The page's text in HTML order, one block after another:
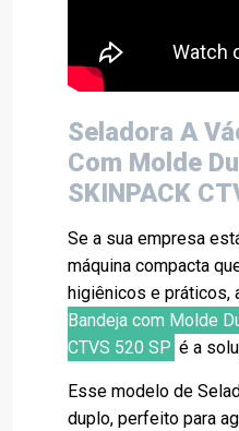
Seladora A
Com Molde
SKINPACK
Se a sua empresa
máquina compacta
higiênicos e práticos,
Bandeja com Molde
CTVS 520 SP é a
Esse modelo de
duplo, perfeito para